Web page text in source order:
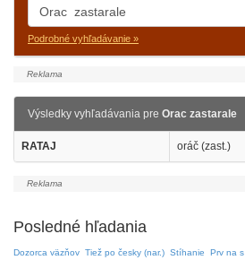
Podrobné vyhľadávanie »
Výsledky vyhľadávania pre Orac zastarale
RATAJ oráč (zast.)
Posledné hľadania
Dozorca väzňov Tiež po česky (nar.) Stíhanie Prv na s